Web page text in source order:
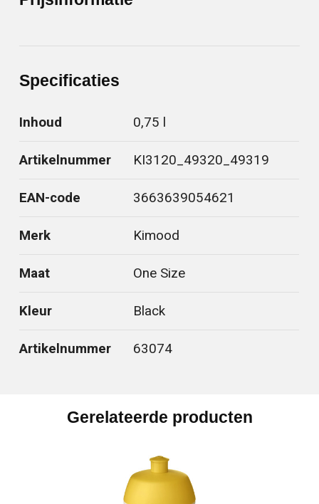
Specificaties
Inhoud 0,75 l
Artikelnummer KI3120_49320_49319
EAN-code 3663639054621
Merk Kimood
Maat One Size
Kleur Black
Artikelnummer 63074
Gerelateerde producten